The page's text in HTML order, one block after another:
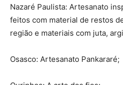
Nazaré Paulista: Artesanato
feitos com material de restos
região e materiais com juta,
Osasco: Artesanato Pankararé;